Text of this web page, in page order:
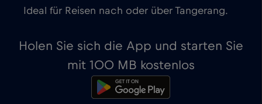
Ideal für Reisen nach oder über Tangerang.
Holen Sie sich die App und starten Sie
mit 100 MB kostenlos